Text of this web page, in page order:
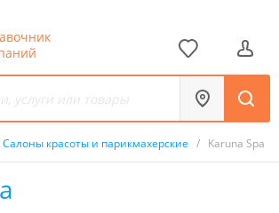
Салоны красоты и парикмахерские / Karuna Spa